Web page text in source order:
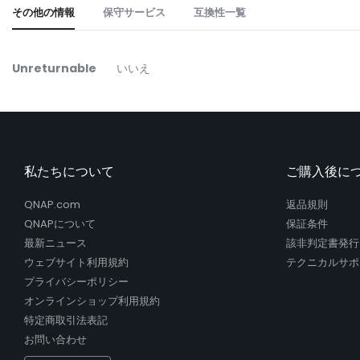
beginning
the
その他の情報
そ
Unreturnable いいえ
保守サービス 互換性一覧
私たちについて
QNAP.com
QNAPについて
最新ニュース
ウェブサイト利用規約
プライバシーポリシー
オンラインショップ利用規約
特定商取引法表記
お問い合わせ
ご購入後に
返品規則
保証条件
該非判定書発行
テクニカルサ